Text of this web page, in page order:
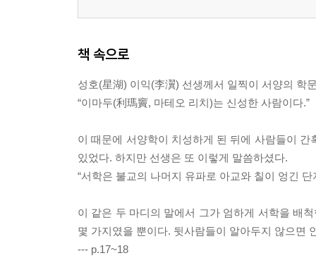
책 속으로
성호(星湖) 이익(李瀷) 선생께서 일찍이 서양의 학
“이마두(利瑪竇, 마테오 리치)는 신성한 사람이다.”
이 때문에 서양학이 치성하게 된 뒤에 사람들이
있었다. 하지만 선생은 또 이렇게 말씀하셨다.
“서학은 불교의 나머지 유파로 아교와 칠이 엉긴
이 같은 두 마디의 말에서 그가 엄하게 서학을 배
몇 가지였을 뿐이다. 뒷사람들이 알아두지 않으면
--- p.17~18